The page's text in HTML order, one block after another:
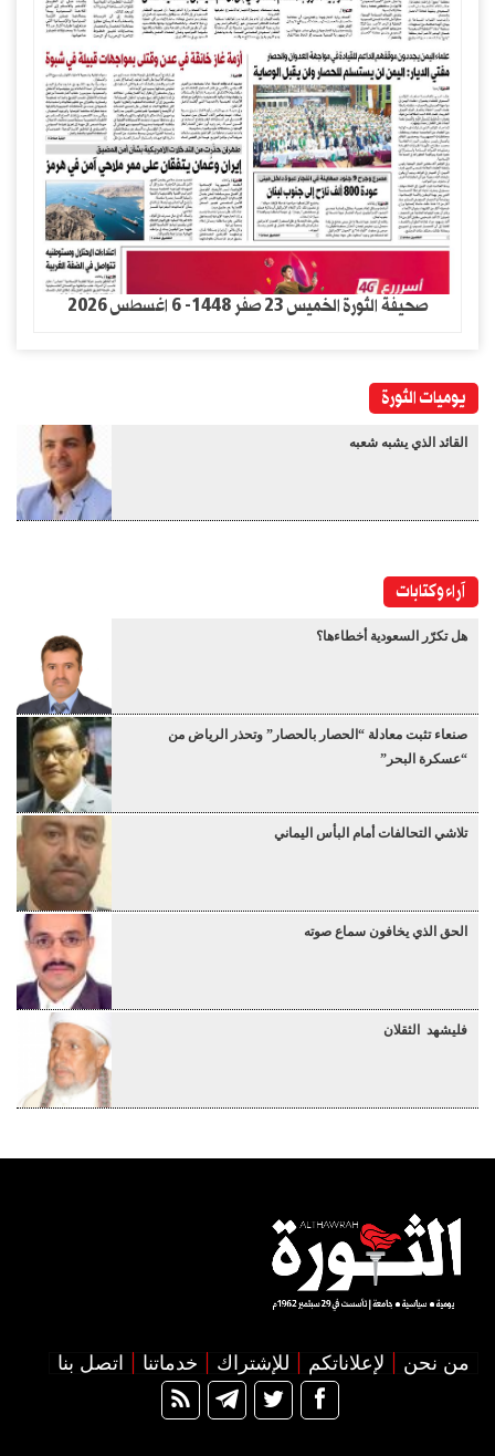
صحيفة الثورة الخميس 23 صفر 1448- 6 اغسطس 2026
يوميات الثورة
القائد الذي يشبه شعبه
آراء وكتابات
هل تكرّر السعودية أخطاءها؟
صنعاء تثبت معادلة “الحصار بالحصار” وتحذر الرياض من
“عسكرة البحر”
تلاشي التحالفات أمام البأس اليماني
الحق الذي يخافون سماع صوته
فليشهد الثقلان
من نحن لإعلاناتكم للإشتراك خدماتنا اتصل بنا